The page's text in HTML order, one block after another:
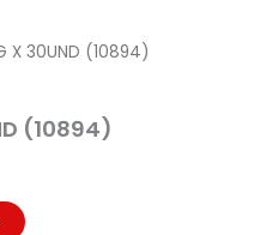
X 30UND (10894)
(10894)